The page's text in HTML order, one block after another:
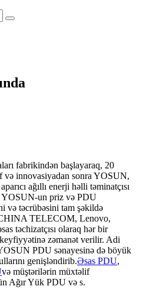
fabrikindən başlayaraq, 20
və innovasiyadan sonra YOSUN,
ağıllı enerji həlli təminatçısı
un priz və PDU
və təcrübəsini tam şəkildə
TELECOM, Lenovo,
təchizatçısı olaraq hər bir
zəmanət verilir. Adi
PDU sənayesinə də böyük
genişləndirib.Əsas PDU,
və müştərilərin müxtəlif
Ağır Yük PDU və s.